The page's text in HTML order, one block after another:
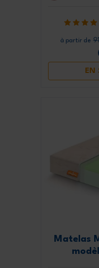
à partir de
EN
Matelas